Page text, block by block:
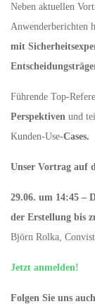
Neben aktuellen
Anwenderberichten
mit
Führende Top-
Perspektiven und
Kunden-Use-Cases.
Unser Vortrag auf
29.06. um 14:45 –
der Erstellung bis
Björn Rolka,
Jetzt anmelden!
Folgen Sie uns